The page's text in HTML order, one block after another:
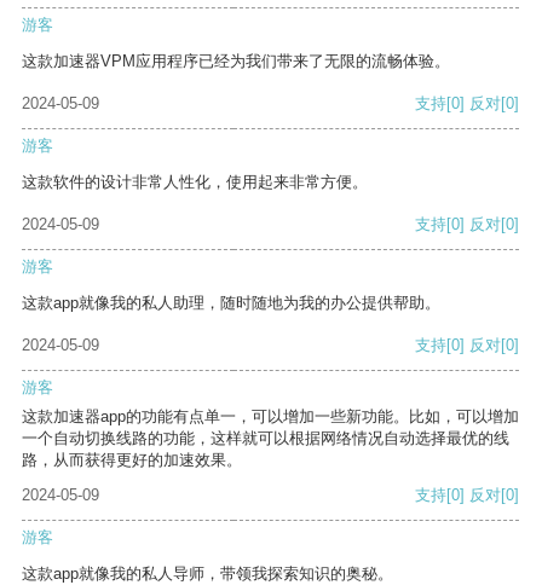
游客
这款加速器VPM应用程序已经为我们带来了无限的流畅体验。
2024-05-09 支持[0] 反对[0]
游客
这款软件的设计非常人性化，使用起来非常方便。
2024-05-09 支持[0] 反对[0]
游客
这款app就像我的私人助理，随时随地为我的办公提供帮助。
2024-05-09 支持[0] 反对[0]
游客
这款加速器app的功能有点单一，可以增加一些新功能。比如，可以增加
一个自动切换线路的功能，这样就可以根据网络情况自动选择最优的线
路，从而获得更好的加速效果。
2024-05-09
支持[0] 反对[0]
游客
这款app就像我的私人导师，带领我探索知识的奥秘。